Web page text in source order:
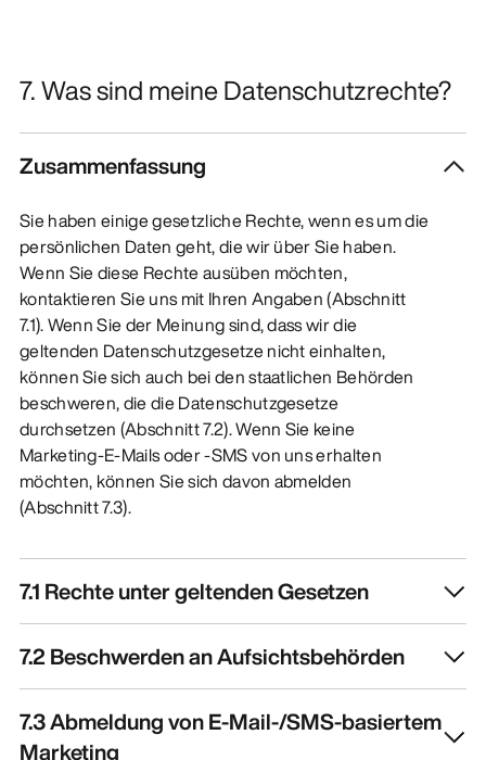
7. Was sind meine Datenschutzrechte?
Zusammenfassung
Sie haben einige gesetzliche Rechte, wenn es um die
persönlichen Daten geht, die wir über Sie haben.
Wenn Sie diese Rechte ausüben möchten,
kontaktieren Sie uns mit Ihren Angaben (Abschnitt
7.1). Wenn Sie der Meinung sind, dass wir die
geltenden Datenschutzgesetze nicht einhalten,
können Sie sich auch bei den staatlichen Behörden
beschweren, die die Datenschutzgesetze
durchsetzen (Abschnitt 7.2). Wenn Sie keine
Marketing-E-Mails oder -SMS von uns erhalten
möchten, können Sie sich davon abmelden
(Abschnitt 7.3).
7.1 Rechte unter geltenden Gesetzen
7.2 Beschwerden an Aufsichtsbehörden
7.3 Abmeldung von E-Mail-/SMS-basiertem
Marketing